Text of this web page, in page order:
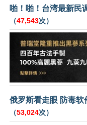
啪！啪！台湾最新民
（47,543次）
俄罗斯看走眼 防毒软
（53,024次）